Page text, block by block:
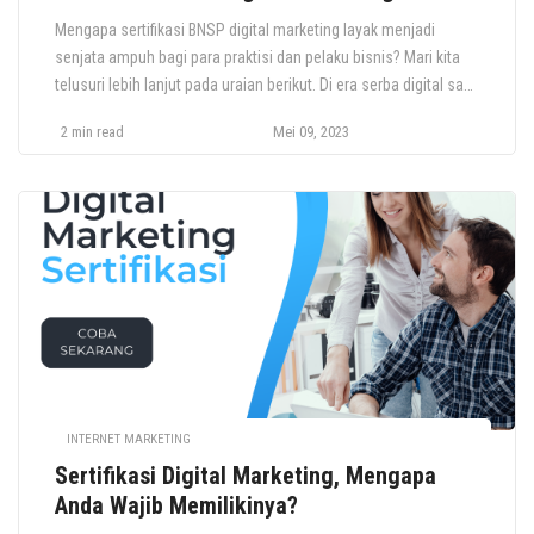
Mengapa sertifikasi BNSP digital marketing layak menjadi
senjata ampuh bagi para praktisi dan pelaku bisnis? Mari kita
telusuri lebih lanjut pada uraian berikut. Di era serba digital saat
terpisahkan dalam meraih sukses dalam berbisnis. Terjun ke
dan pengetahuan yang […]
2 min read Mei 09, 2023
INTERNET MARKETING
Sertifikasi Digital Marketing, Mengapa
Anda Wajib Memilikinya?